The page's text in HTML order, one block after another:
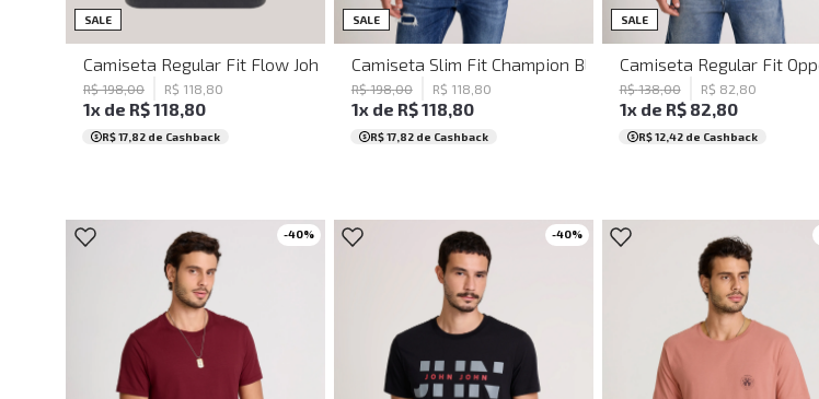
SALE PP M
Camiseta Regular Fit Flow John John Masculina
R$ 198,00 R$ 118 80
1x de R$118,80
R$ 17,82 de Cashback
SALE P M G GG XGG
Camiseta Slim Fit Champion Black John John Masculina
R$ 198,00 R$ 118 80
1x de R$118,80
R$ 17,82de Cashback
SALE P M G GG
Camiseta Regular Fit
R$ 138,00 R$ 82 80
1x de R$ 82,80
R$ 12,42de Cashback
-40% -40%